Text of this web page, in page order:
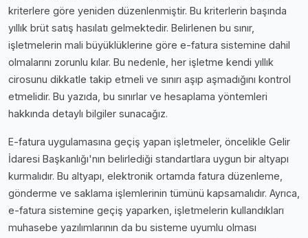
kriterlere göre yeniden düzenlenmiştir. Bu kriterlerin başında
yıllık brüt satış hasılatı gelmektedir. Belirlenen bu sınır,
işletmelerin mali büyüklüklerine göre e-fatura sistemine dahil
olmalarını zorunlu kılar. Bu nedenle, her işletme kendi yıllık
cirosunu dikkatle takip etmeli ve sınırı aşıp aşmadığını kontrol
etmelidir. Bu yazıda, bu sınırlar ve hesaplama yöntemleri
hakkında detaylı bilgiler sunacağız.
E-fatura uygulamasına geçiş yapan işletmeler, öncelikle Gelir
İdaresi Başkanlığı'nın belirlediği standartlara uygun bir altyapı
kurmalıdır. Bu altyapı, elektronik ortamda fatura düzenleme,
gönderme ve saklama işlemlerinin tümünü kapsamalıdır. Ayrıca,
e-fatura sistemine geçiş yaparken, işletmelerin kullandıkları
muhasebe yazılımlarının da bu sisteme uyumlu olması